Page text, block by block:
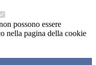
possono essere
nella pagina della cookie